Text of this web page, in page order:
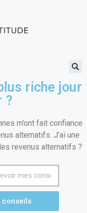
riche jour
?
m’ont fait confiance
alternatifs. J’ai une
revenus alternatifs ?
conseils